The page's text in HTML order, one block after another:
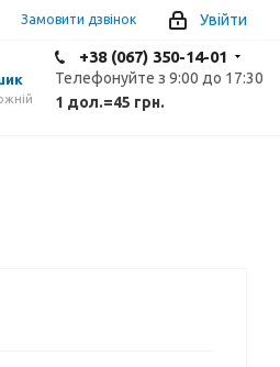
Увійти
Замовити дзвінок
+38 (067) 350-14-01
Телефонуйте з 9:00 до 17:30
1 дол.=45 грн.